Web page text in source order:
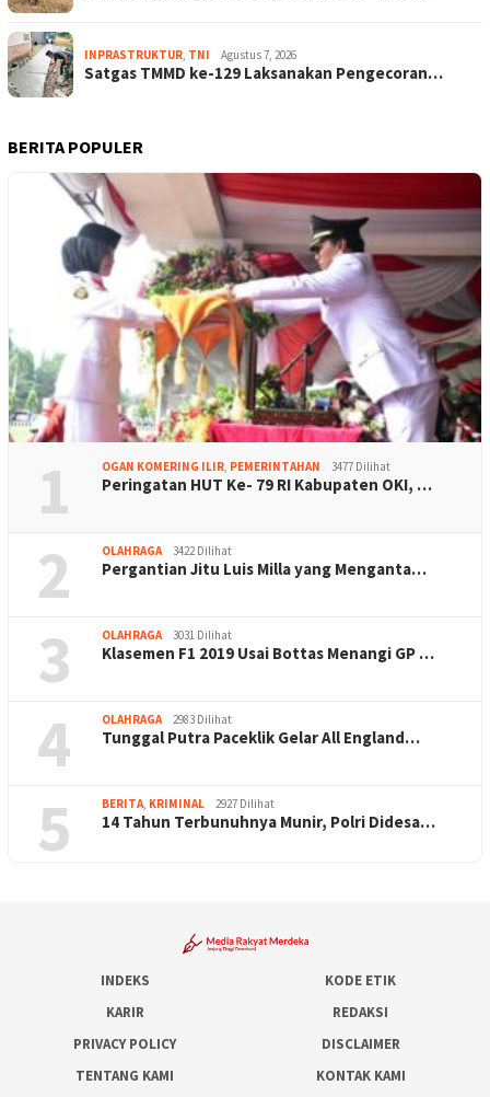
INPRASTRUKTUR TNI Agustus 7, 2026
Satgas TMMD ke-129 Laksanakan Pengecoran…
BERITA POPULER
1 OGAN KOMERING ILIR PEMERINTAHAN 3477 Dilihat
Peringatan HUT Ke- 79 RI Kabupaten OKI, …
2 OLAHRAGA 3422 Dilihat
Pergantian Jitu Luis Milla yang Menganta…
3 OLAHRAGA 3031 Dilihat
Klasemen F1 2019 Usai Bottas Menangi GP …
4 OLAHRAGA 2983 Dilihat
Tunggal Putra Paceklik Gelar All England…
5 BERITA KRIMINAL 2927 Dilihat
14 Tahun Terbunuhnya Munir, Polri Didesa…
INDEKS
KODE ETIK
KARIR
REDAKSI
PRIVACY POLICY
DISCLAIMER
TENTANG KAMI
KONTAK KAMI